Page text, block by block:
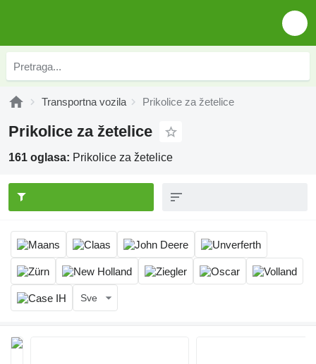
Transportna vozila Prikolice za žetelice
Prikolice za žetelice
161 oglasa: Prikolice za žetelice
Sve